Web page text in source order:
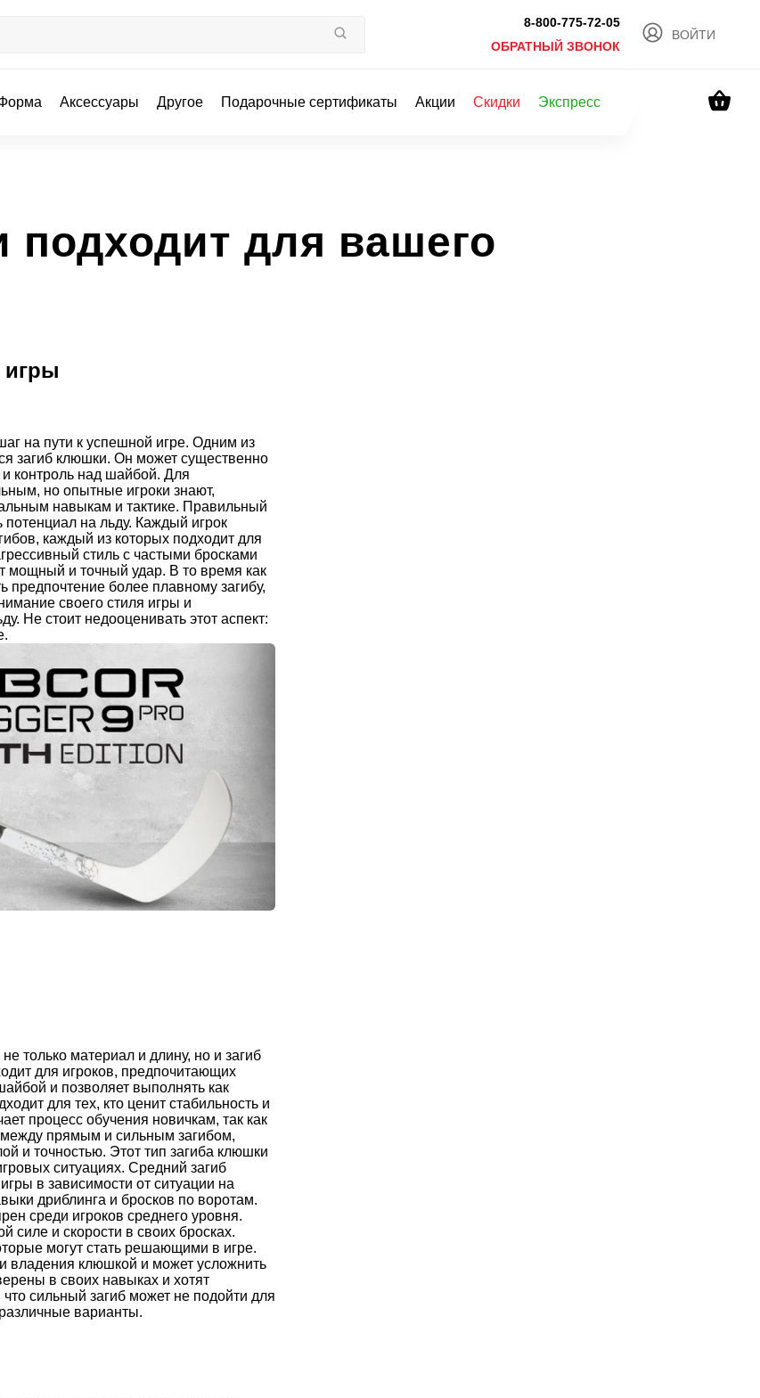
8-800-775-72-05
ОБРАТНЫЙ ЗВОНОК
ВОЙТИ
Аксессуары Другое Подарочные сертификаты Акции Скидки Экспресс
подходит для вашего
игры
на пути к успешной игре. Одним из
загиб клюшки. Он может существенно
и контроль над шайбой. Для
но опытные игроки знают,
навыкам и тактике. Правильный
на льду. Каждый игрок
каждый из которых подходит для
стиль с частыми бросками
мощный и точный удар. В то время как
предпочтение более плавному загибу,
своего стиля игры и
Не стоит недооценивать этот аспект:
только материал и длину, но и загиб
для игроков, предпочитающих
и позволяет выполнять как
для тех, кто ценит стабильность и
процесс обучения новичкам, так как
между прямым и сильным загибом,
и точностью. Этот тип загиба клюшки
ситуациях. Средний загиб
в зависимости от ситуации на
дриблинга и бросков по воротам.
среди игроков среднего уровня.
силе и скорости в своих бросках.
могут стать решающими в игре.
владения клюшкой и может усложнить
в своих навыках и хотят
сильный загиб может не подойти для
варианты.